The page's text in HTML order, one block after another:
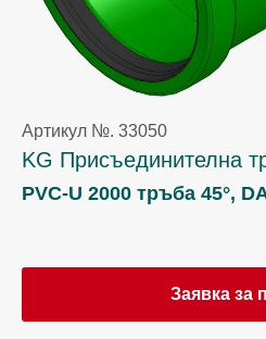
Артикул №. 33050
KG Присъединителна
PVC-U 2000 тръба 45°,
Заявка за